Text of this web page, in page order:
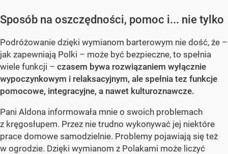
Sposób na oszczędności, pomoc i... nie tylko
Podróżowanie dzięki wymianom barterowym nie dość, że –
jak zapewniają Polki – może być bezpieczne, to spełnia
wiele funkcji – czasem bywa rozwiązaniem wyłącznie
wypoczynkowym i relaksacyjnym, ale spełnia tez funkcje
pomocowe, integracyjne, a nawet kulturoznawcze.
Pani Aldona informowała mnie o swoich problemach
z kręgosłupem. Przez nie trudno wykonywać jej niektóre
prace domowe samodzielnie. Problemy pojawiają się też
w ogrodzie. Dzięki wymianom z Polakami może liczyć